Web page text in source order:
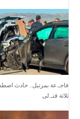
فاجـ.عة بمرتيل.. حادث
ثلاثة قتـ.لى